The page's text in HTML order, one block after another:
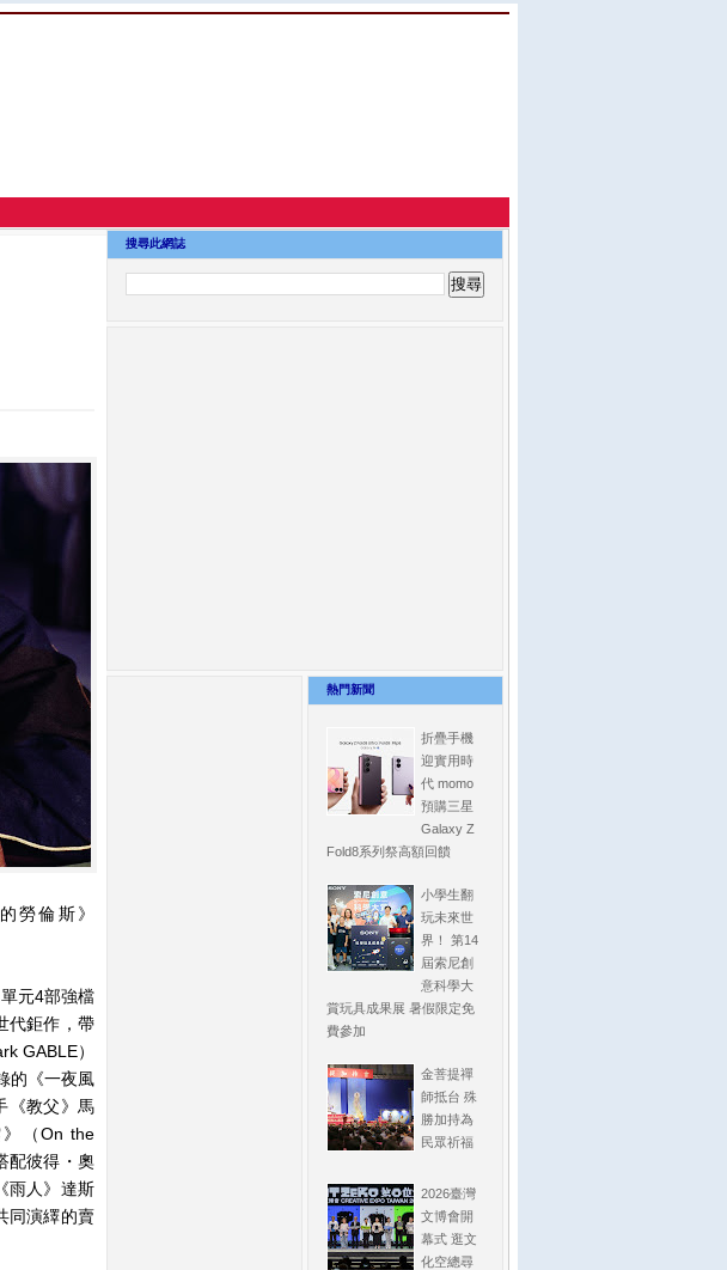
勞倫斯》
元4部強檔
代鉅作，帶
GABLE）
的《一夜風
《教父》馬
（On the
配彼得・奧
雨人》達斯
同演繹的賣
搜尋此網誌
熱門新聞
折疊手機
迎實用時
代 momo
預購三星
Galaxy Z
Fold8系列祭高額回饋
小學生翻
玩未來世
界！ 第14
屆索尼創
意科學大
賞玩具成果展 暑假限定免
費參加
金菩提禪
師抵台 殊
勝加持為
民眾祈福
2026臺灣
文博會開
幕式 逛文
化空總尋